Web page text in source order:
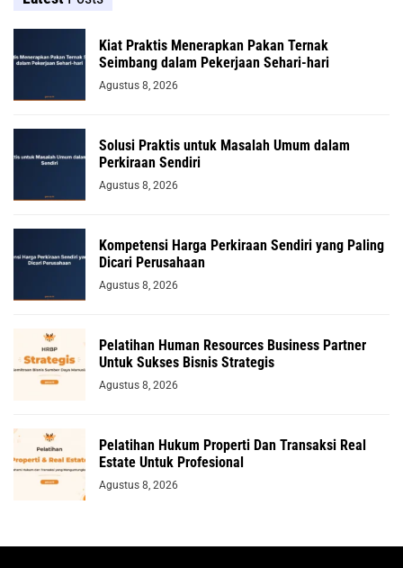
Kiat Praktis Menerapkan Pakan Ternak
Seimbang dalam Pekerjaan Sehari-hari
Agustus 8, 2026
Solusi Praktis untuk Masalah Umum dalam
Perkiraan Sendiri
Agustus 8, 2026
Kompetensi Harga Perkiraan Sendiri yang Paling
Dicari Perusahaan
Agustus 8, 2026
Pelatihan Human Resources Business Partner
Untuk Sukses Bisnis Strategis
Agustus 8, 2026
Pelatihan Hukum Properti Dan Transaksi Real
Estate Untuk Profesional
Agustus 8, 2026